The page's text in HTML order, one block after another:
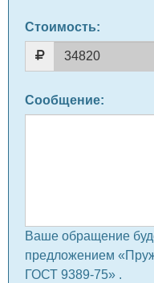
Стоимость:
Сообщение:
Ваше обращение
предложением
ГОСТ 9389-75» .